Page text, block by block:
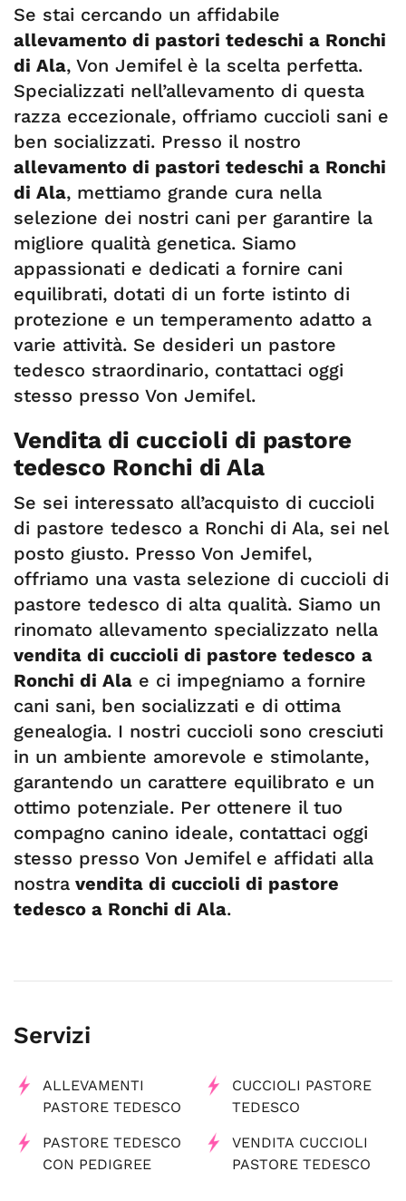
Se stai cercando un affidabile
allevamento di pastori tedeschi a Ronchi
di Ala, Von Jemifel è la scelta perfetta.
Specializzati nell’allevamento di questa
razza eccezionale, offriamo cuccioli sani e
ben socializzati. Presso il nostro
allevamento di pastori tedeschi a Ronchi
di Ala, mettiamo grande cura nella
selezione dei nostri cani per garantire la
migliore qualità genetica. Siamo
appassionati e dedicati a fornire cani
equilibrati, dotati di un forte istinto di
protezione e un temperamento adatto a
varie attività. Se desideri un pastore
tedesco straordinario, contattaci oggi
stesso presso Von Jemifel.
Vendita di cuccioli di pastore
tedesco Ronchi di Ala
Se sei interessato all’acquisto di cuccioli
di pastore tedesco a Ronchi di Ala, sei nel
posto giusto. Presso Von Jemifel,
offriamo una vasta selezione di cuccioli di
pastore tedesco di alta qualità. Siamo un
rinomato allevamento specializzato nella
vendita di cuccioli di pastore tedesco a
Ronchi di Ala e ci impegniamo a fornire
cani sani, ben socializzati e di ottima
genealogia. I nostri cuccioli sono cresciuti
in un ambiente amorevole e stimolante,
garantendo un carattere equilibrato e un
ottimo potenziale. Per ottenere il tuo
compagno canino ideale, contattaci oggi
stesso presso Von Jemifel e affidati alla
nostra vendita di cuccioli di pastore
tedesco a Ronchi di Ala.
Servizi
ALLEVAMENTI
PASTORE TEDESCO
CUCCIOLI PASTORE
TEDESCO
PASTORE TEDESCO
CON PEDIGREE
VENDITA CUCCIOLI
PASTORE TEDESCO